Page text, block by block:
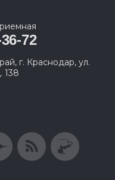
72
г. Краснодар, ул.
138